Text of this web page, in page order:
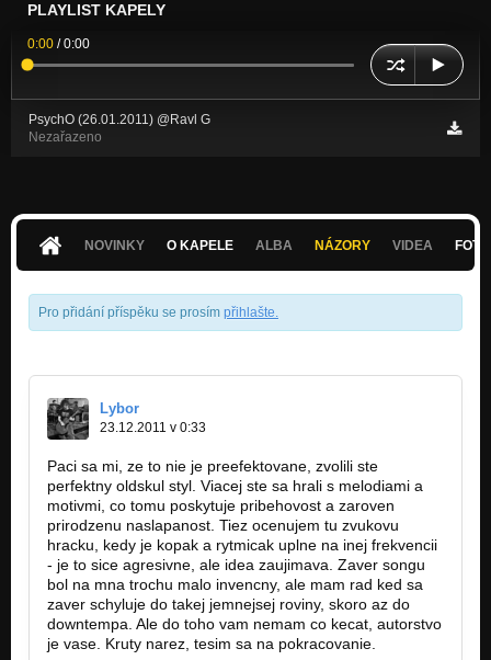
PLAYLIST KAPELY
0:00 /0:00
PsychO (26.01.2011) @Ravl G
Nezařazeno
NOVINKY O KAPELE ALBA NÁZORY VIDEA
Pro přidání příspěku se prosím přihlašte.
Lybor
23.12.2011 v 0:33
Paci sa mi, ze to nie je preefektovane, zvolili ste
perfektny oldskul styl. Viacej ste sa hrali s melodiami a
motivmi, co tomu poskytuje pribehovost a zaroven
prirodzenu naslapanost. Tiez ocenujem tu zvukovu
hracku, kedy je kopak a rytmicak uplne na inej frekvencii
- je to sice agresivne, ale idea zaujimava. Zaver songu
bol na mna trochu malo invencny, ale mam rad ked sa
zaver schyluje do takej jemnejsej roviny, skoro az do
downtempa. Ale do toho vam nemam co kecat, autorstvo
je vase. Kruty narez, tesim sa na pokracovanie.